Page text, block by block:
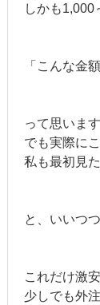
しかも1,000
「こんな金
って思いま
でも実際に
私も最初見
と、いいつつ
これだけ激
少しでも外